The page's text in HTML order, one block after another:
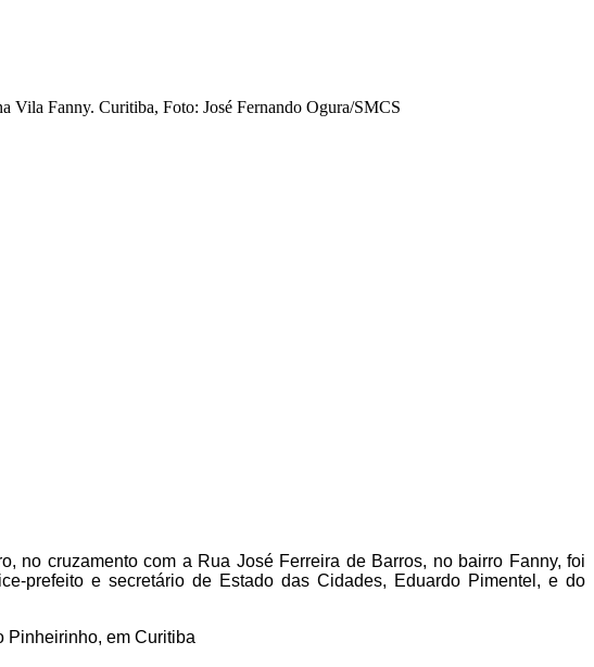
Vila Fanny. Curitiba, Foto: José Fernando Ogura/SMCS
no cruzamento com a Rua José Ferreira de Barros, no bairro Fanny, foi
prefeito e secretário de Estado das Cidades, Eduardo Pimentel, e do
Pinheirinho, em Curitiba